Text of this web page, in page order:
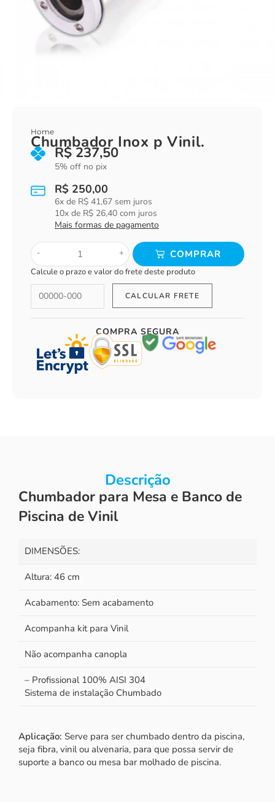
Home
Chumbador Inox p Vinil.
R$237,50
5% off no pix
R$ 250,00
6x de R$ 41,67 sem juros
10x de R$ 26,40 com juros
Mais formas de pagamento
- + COMPRAR
Calcule o prazo e valor do frete deste produto
COMPRA SEGURA
Descrição
Chumbador para Mesa e Banco de
Piscina de Vinil
DIMENSÕES:
Altura: 46 cm
Acabamento: Sem acabamento
Acompanha kit para Vinil
Não acompanha canopla
– Profissional 100% AISI 304
Sistema de instalação Chumbado
Aplicação: Serve para ser chumbado dentro da piscina,
seja fibra, vinil ou alvenaria, para que possa servir de
suporte a banco ou mesa bar molhado de piscina.